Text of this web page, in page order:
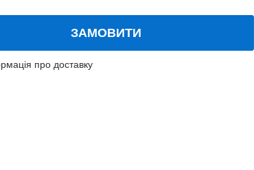
ЗАМОВИТИ
про доставку